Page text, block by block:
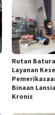
Rutan
Layanan
Binaan
Kronis